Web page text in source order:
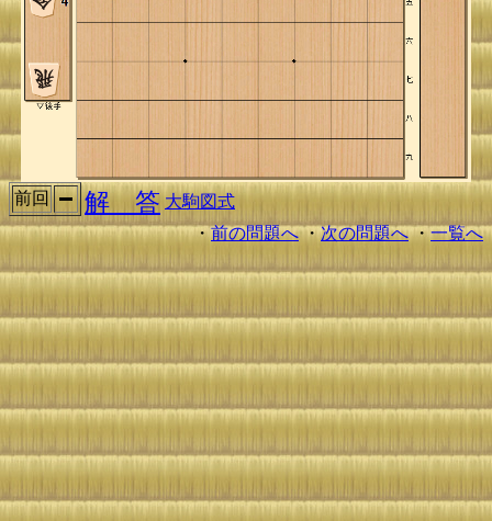
前回 解 答 大駒図式
・前の問題へ・次の問題へ・一覧へ